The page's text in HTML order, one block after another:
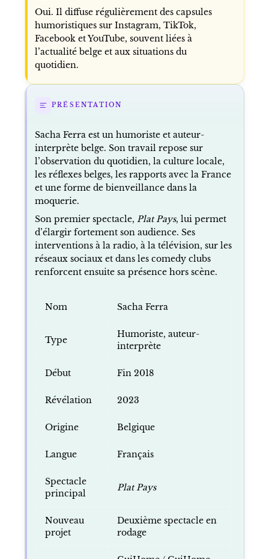
Oui. Il diffuse régulièrement des capsules
humoristiques sur Instagram, TikTok,
Facebook et YouTube, souvent liées à
l’actualité belge et aux situations du
quotidien.
PRÉSENTATION
Sacha Ferra est un humoriste et auteur-
interprète belge. Son travail repose sur
l’observation du quotidien, la culture locale,
les réflexes belges, les rapports avec la France
et une forme de bienveillance dans la
moquerie.
Son premier spectacle, Plat Pays, lui permet
d’élargir fortement son audience. Ses
interventions à la radio, à la télévision, sur les
réseaux sociaux et dans les comedy clubs
renforcent ensuite sa présence hors scène.
Nom Sacha Ferra
Type
Humoriste, auteur-
interprète
Début Fin 2018
Révélation 2023
Origine Belgique
Langue Français
Spectacle
principal
Plat Pays
Nouveau
projet
Deuxième spectacle en
rodage